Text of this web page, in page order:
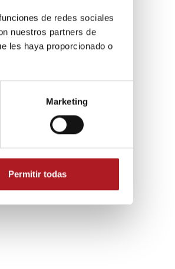
de redes sociales
nuestros partners de
les haya proporcionado o
Marketing
Permitir todas